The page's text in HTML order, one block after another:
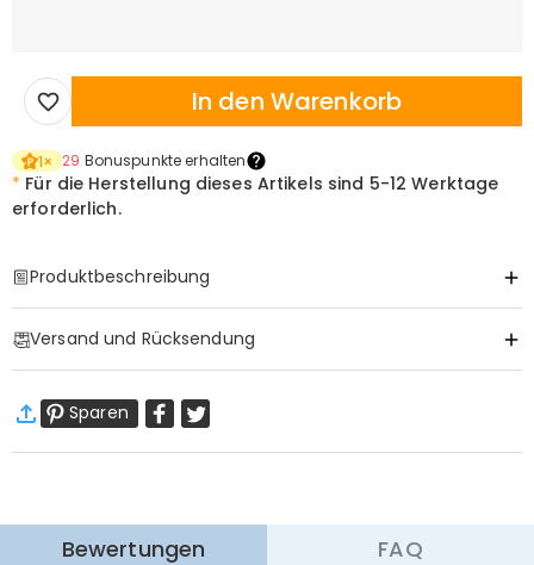
In den Warenkorb
1× 29 Bonuspunkte erhalten
* Für die Herstellung dieses Artikels sind 5-12 Werktage
erforderlich.
Produktbeschreibung
Versand und Rücksendung
Standardversand
9-18
Arbeitstage
Mehr erfahren
Sparen
Bewertungen FAQ